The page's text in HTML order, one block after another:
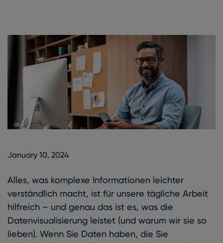
January 10, 2024
Alles, was komplexe Informationen leichter
verständlich macht, ist für unsere tägliche Arbeit
hilfreich – und genau das ist es, was die
Datenvisualisierung leistet (und warum wir sie so
lieben). Wenn Sie Daten haben, die Sie